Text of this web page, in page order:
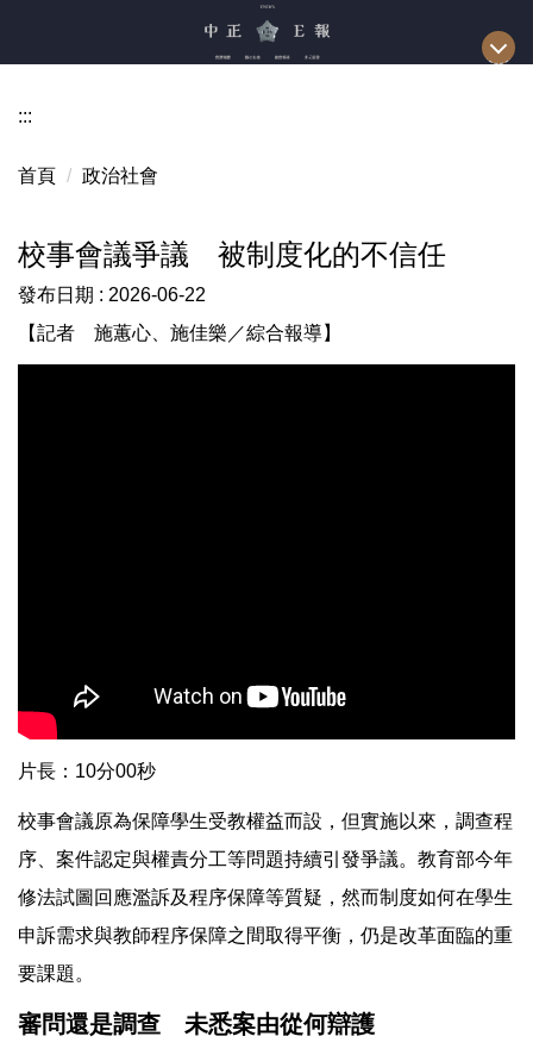
區
:::
首頁 政治社會
校事會議爭議 被制度化的不信任
發布日期 : 2026-06-22
【記者 施蕙心、施佳樂／綜合報導】
片長：10分00秒
校事會議原為保障學生受教權益而設，但實施以來，調查程
序、案件認定與權責分工等問題持續引發爭議。教育部今年
修法試圖回應濫訴及程序保障等質疑，然而制度如何在學生
申訴需求與教師程序保障之間取得平衡，仍是改革面臨的重
要課題。
審問還是調查 未悉案由從何辯護